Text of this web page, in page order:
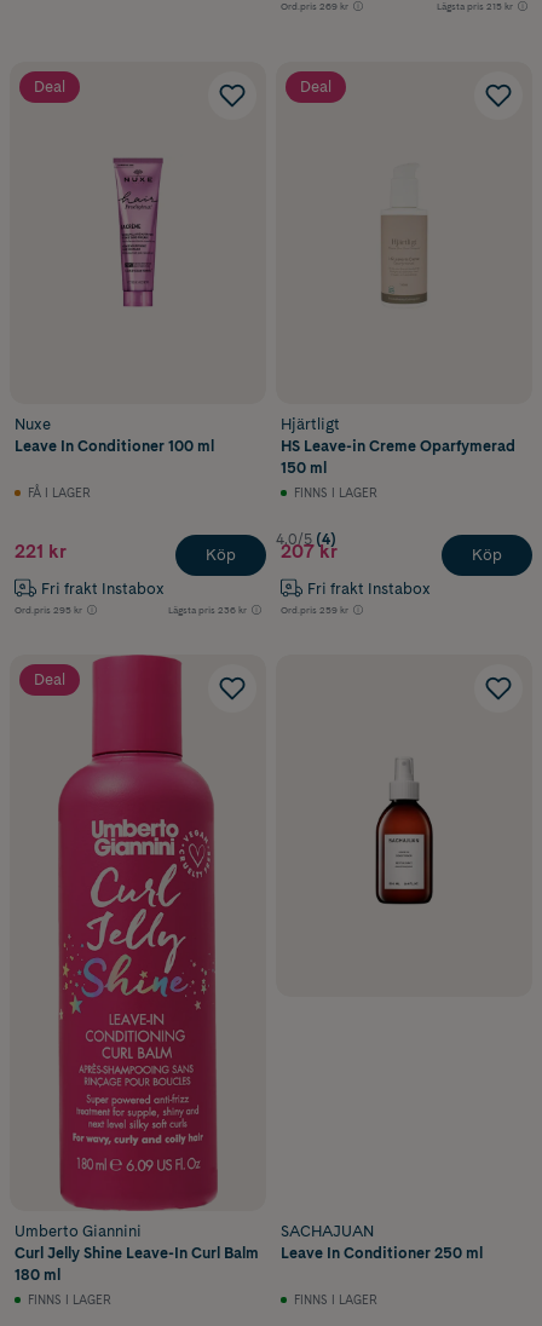
Ord.pris 269 kr Lägsta pris 215 kr
Deal
Nuxe
Leave In Conditioner 100 ml
FÅ I LAGER
221 kr
Fri frakt Instabox
Ord.pris 295 kr Lägsta pris 236 kr
Köp
Deal
Hjärtligt
HS Leave-in Creme Oparfymerad
150 ml
FINNS I LAGER
4.0/5 (4)
207 kr
Fri frakt Instabox
Ord.pris 259 kr
Köp
Deal
Umberto Giannini
Curl Jelly Shine Leave-In Curl Balm
180 ml
FINNS I LAGER
SACHAJUAN
Leave In Conditioner 250 ml
FINNS I LAGER